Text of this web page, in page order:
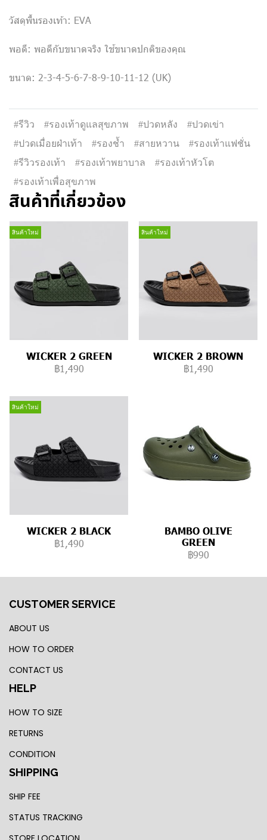
วัสดุพื้นรองเท้า: EVA
พอดี: พอดีกับขนาดจริง ใช้ขนาดปกติของคุณ
ขนาด: 2-3-4-5-6-7-8-9-10-11-12 (UK)
#รีวิว #รองเท้าดูแลสุขภาพ #ปวดหลัง
#ปวดเข่า
#ปวดเมื่อยฝ่าเท้า
#รองช้ำ #สายหวาน
#รองเท้าแฟชั่น
#รีวิวรองเท้า
#รองเท้าพยาบาล
#รองเท้าหัวโต
#รองเท้าเพื่อสุขภาพ
สินค้าที่เกี่ยวข้อง
สินค้าใหม่
WICKER 2 GREEN
฿1,490
สินค้าใหม่
WICKER 2 BROWN
฿1,490
สินค้าใหม่
WICKER 2 BLACK
฿1,490
BAMBO OLIVE
GREEN
฿990
CUSTOMER SERVICE
ABOUT US
HOW TO ORDER
CONTACT US
HELP
HOW TO SIZE
RETURNS
CONDITION
SHIPPING
SHIP FEE
STATUS TRACKING